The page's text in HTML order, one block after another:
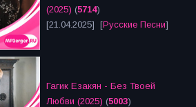
(2025) (5714)
[21.04.2025] [Русские Песни]
Гагик Езакян - Без Твоей
Любви (2025) (5003)